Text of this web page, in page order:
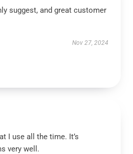
suggest, and great customer
Nov 27, 2024
I use all the time. It’s
very well.